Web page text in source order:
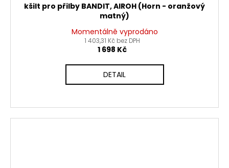
kšilt pro přilby BANDIT, AIROH (Horn - oranžový
matný)
Momentálně vyprodáno
1 403,31 Kč bez DPH
1 698 Kč
DETAIL